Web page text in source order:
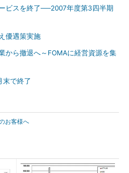
ビスを終了──2007年度第3四半期
優遇策実施
から撤退へ～FOMAに経営資源を集
末で終了
お客様へ